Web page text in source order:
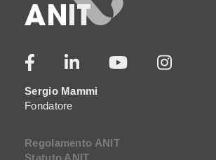
Sergio Mammi
Fondatore
Regolamento ANIT
Statuto ANIT